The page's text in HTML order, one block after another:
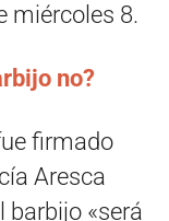
miércoles 8.
no?
firmado
Aresca
barbijo «será